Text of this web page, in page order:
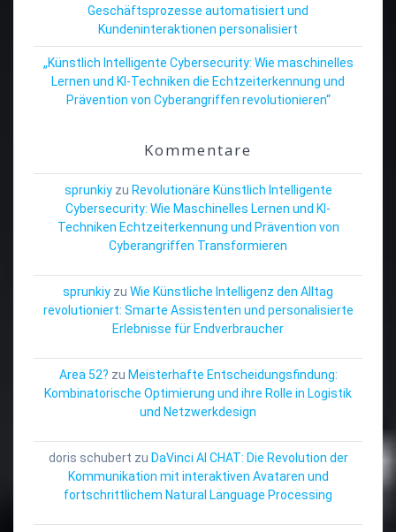
Geschäftsprozesse automatisiert und
Kundeninteraktionen personalisiert
„Künstlich Intelligente Cybersecurity: Wie maschinelles
Lernen und KI-Techniken die Echtzeiterkennung und
Prävention von Cyberangriffen revolutionieren“
Kommentare
sprunkiyzu Revolutionäre Künstlich Intelligente
Cybersecurity: Wie Maschinelles Lernen und KI-
Techniken Echtzeiterkennung und Prävention von
Cyberangriffen Transformieren
sprunkiy zu Wie Künstliche Intelligenz den Alltag
revolutioniert: Smarte Assistenten und personalisierte
Erlebnisse für Endverbraucher
Area 52? zu Meisterhafte Entscheidungsfindung:
Kombinatorische Optimierung und ihre Rolle in Logistik
und Netzwerkdesign
doris schubert zu DaVinci AI CHAT: Die Revolution der
Kommunikation mit interaktiven Avataren und
fortschrittlichem Natural Language Processing